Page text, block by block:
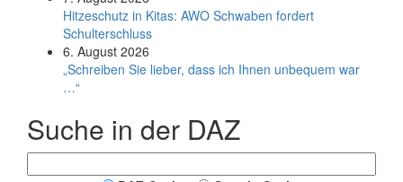
Hitzeschutz in Kitas: AWO Schwaben fordert
Schulterschluss
6. August 2026
„Schreiben Sie lieber, dass ich Ihnen unbequem war
…“
Suche in der DAZ